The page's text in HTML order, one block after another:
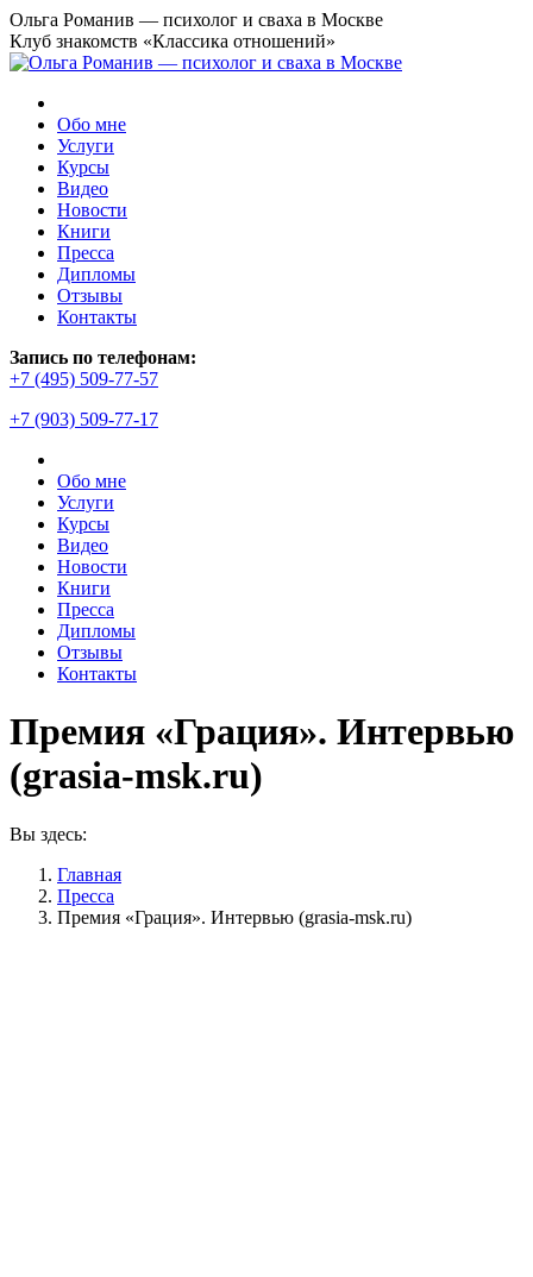
Перейти
к
содержанию
Ольга Романив — психолог и сваха в Москве
Клуб знакомств «Классика отношений»
Обо мне
Услуги
Курсы
Видео
Новости
Книги
Пресса
Дипломы
Отзывы
Контакты
Запись по телефонам:
+7 (495) 509-77-57
+7 (903) 509-77-17
Обо мне
Услуги
Курсы
Видео
Новости
Книги
Пресса
Дипломы
Отзывы
Контакты
Премия «Грация». Интервью
(grasia-msk.ru)
Вы здесь:
Главная
Пресса
Премия «Грация». Интервью (grasia-msk.ru)